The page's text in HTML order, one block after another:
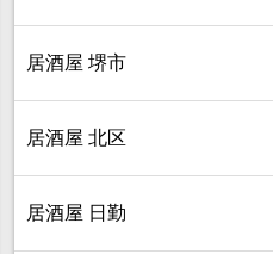
居酒屋 堺市
居酒屋 北区
居酒屋 日勤